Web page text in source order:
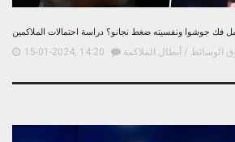
فك جوشوا ونفسيته ضغط نجانو؟ دراسة احتمالات الملاكمين
15-01-2024, 14:20 الوسائط / أبطال الملاكمة